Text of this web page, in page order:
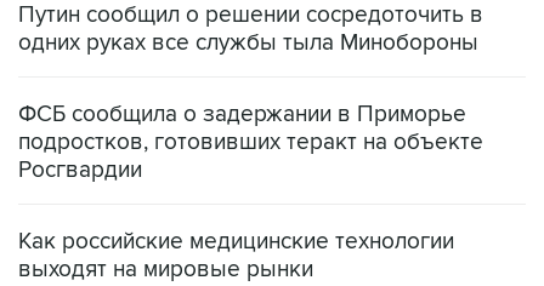
Путин сообщил о решении сосредоточить в
одних руках все службы тыла Минобороны
ФСБ сообщила о задержании в Приморье
подростков, готовивших теракт на объекте
Росгвардии
Как российские медицинские технологии
выходят на мировые рынки